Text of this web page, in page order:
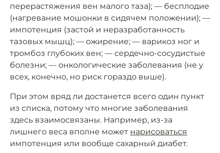
перерастяжения вен малого таза); — бесплодие
(нагревание мошонки в сидячем положении); —
импотенция (застой и неразработанность
тазовых мышц); — ожирение; — варикоз ног и
тромбоз глубоких вен; — сердечно-сосудистые
болезни; — онкологические заболевания (не у
всех, конечно, но риск гораздо выше).
При этом вряд ли достанется всего один пункт
из списка, потому что многие заболевания
здесь взаимосвязаны. Например, из-за
лишнего веса вполне может нарисоваться
импотенция или вообще сахарный диабет.